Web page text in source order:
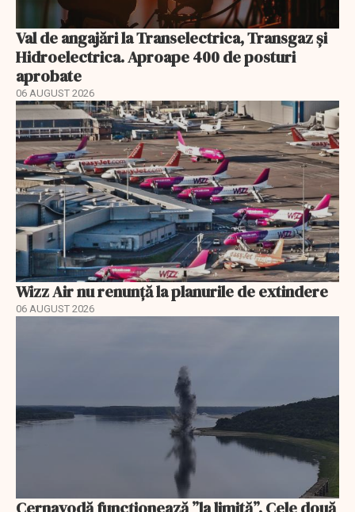
Val de angajări la Transelectrica, Transgaz și
Hidroelectrica. Aproape 400 de posturi
aprobate
06 AUGUST 2026
Wizz Air nu renunță la planurile de extindere
06 AUGUST 2026